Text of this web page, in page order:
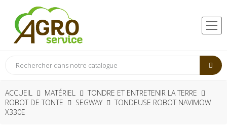
ACCUEIL MATÉRIEL
TONDRE ET ENTRETENIR LA TERRE
ROBOT DE TONTE
SEGWAY
TONDEUSE ROBOT NAVIMOW
X330E